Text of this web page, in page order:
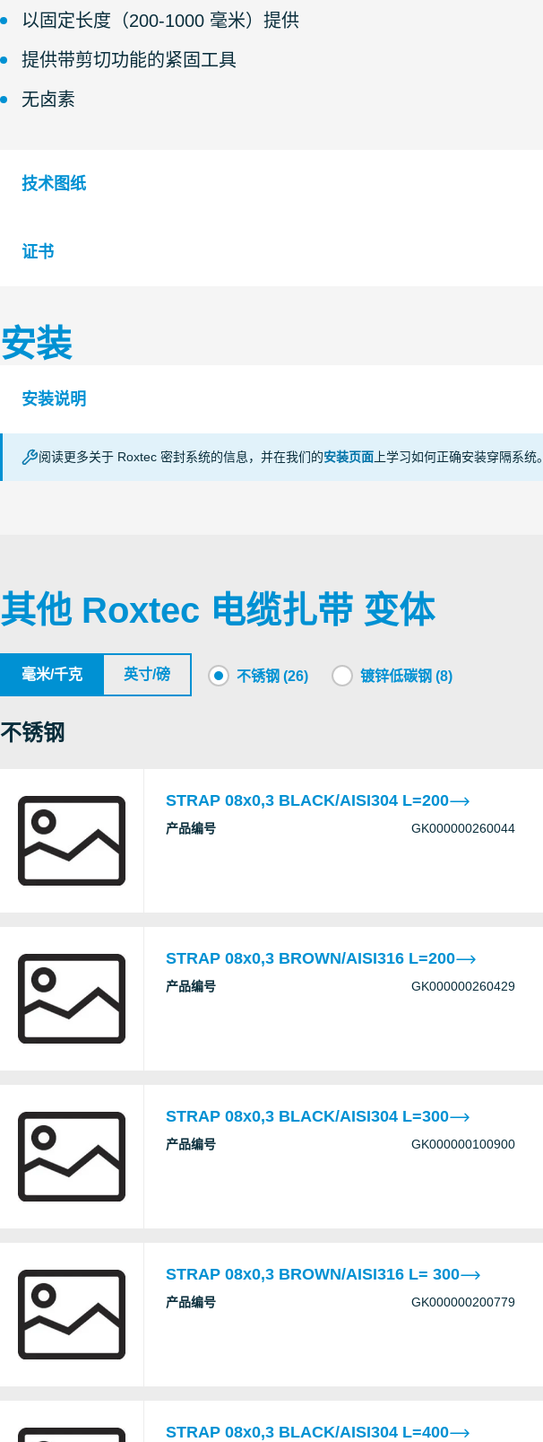
以固定长度（200-1000 毫米）提供
提供带剪切功能的紧固工具
无卤素
技术图纸
证书
认证机
LR
DNV
安装
安装说明
阅读更多关于 Roxtec 密封系统的信息，并在我们的安装页面 上学习如何正确安装穿隔系统。
其他 Roxtec 电缆扎带 变体
毫米/千克 英寸/磅 不锈钢 (26) 镀锌低碳钢 (8)
不锈钢
STRAP 08x0,3 BLACK/AISI304 L=200
产品编号 GK000000260044
STRAP 08x0,3 BROWN/AISI316 L=200
产品编号 GK000000260429
STRAP 08x0,3 BLACK/AISI304 L=300
产品编号 GK000000100900
STRAP 08x0,3 BROWN/AISI316 L= 300
产品编号 GK000000200779
STRAP 08x0,3 BLACK/AISI304 L=400